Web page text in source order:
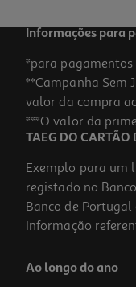
Informações para
*para
**Campanha Sem
valor da compra
***O valor da
TAEG DO CARTÃO
Exemplo para um
registado no
Banco de Portugal
Informação
Ao longo do ano